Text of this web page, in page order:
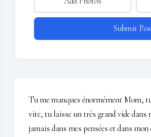
Submit
Tu me manques énormément Mom,
vite, tu laisse un très grand vide dans
jamais dans mes pensées et dans